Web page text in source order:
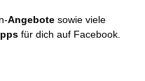
Angebote sowie viele
für dich auf Facebook.